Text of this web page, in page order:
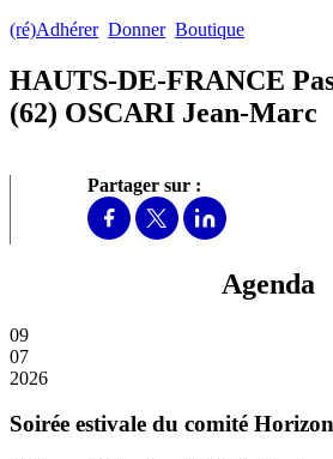
(ré)Adhérer Donner Boutique
HAUTS-DE-FRANCE
(62) OSCARI Jean-Marc
Partager sur :
Agenda
09
07
2026
Soirée estivale du comité